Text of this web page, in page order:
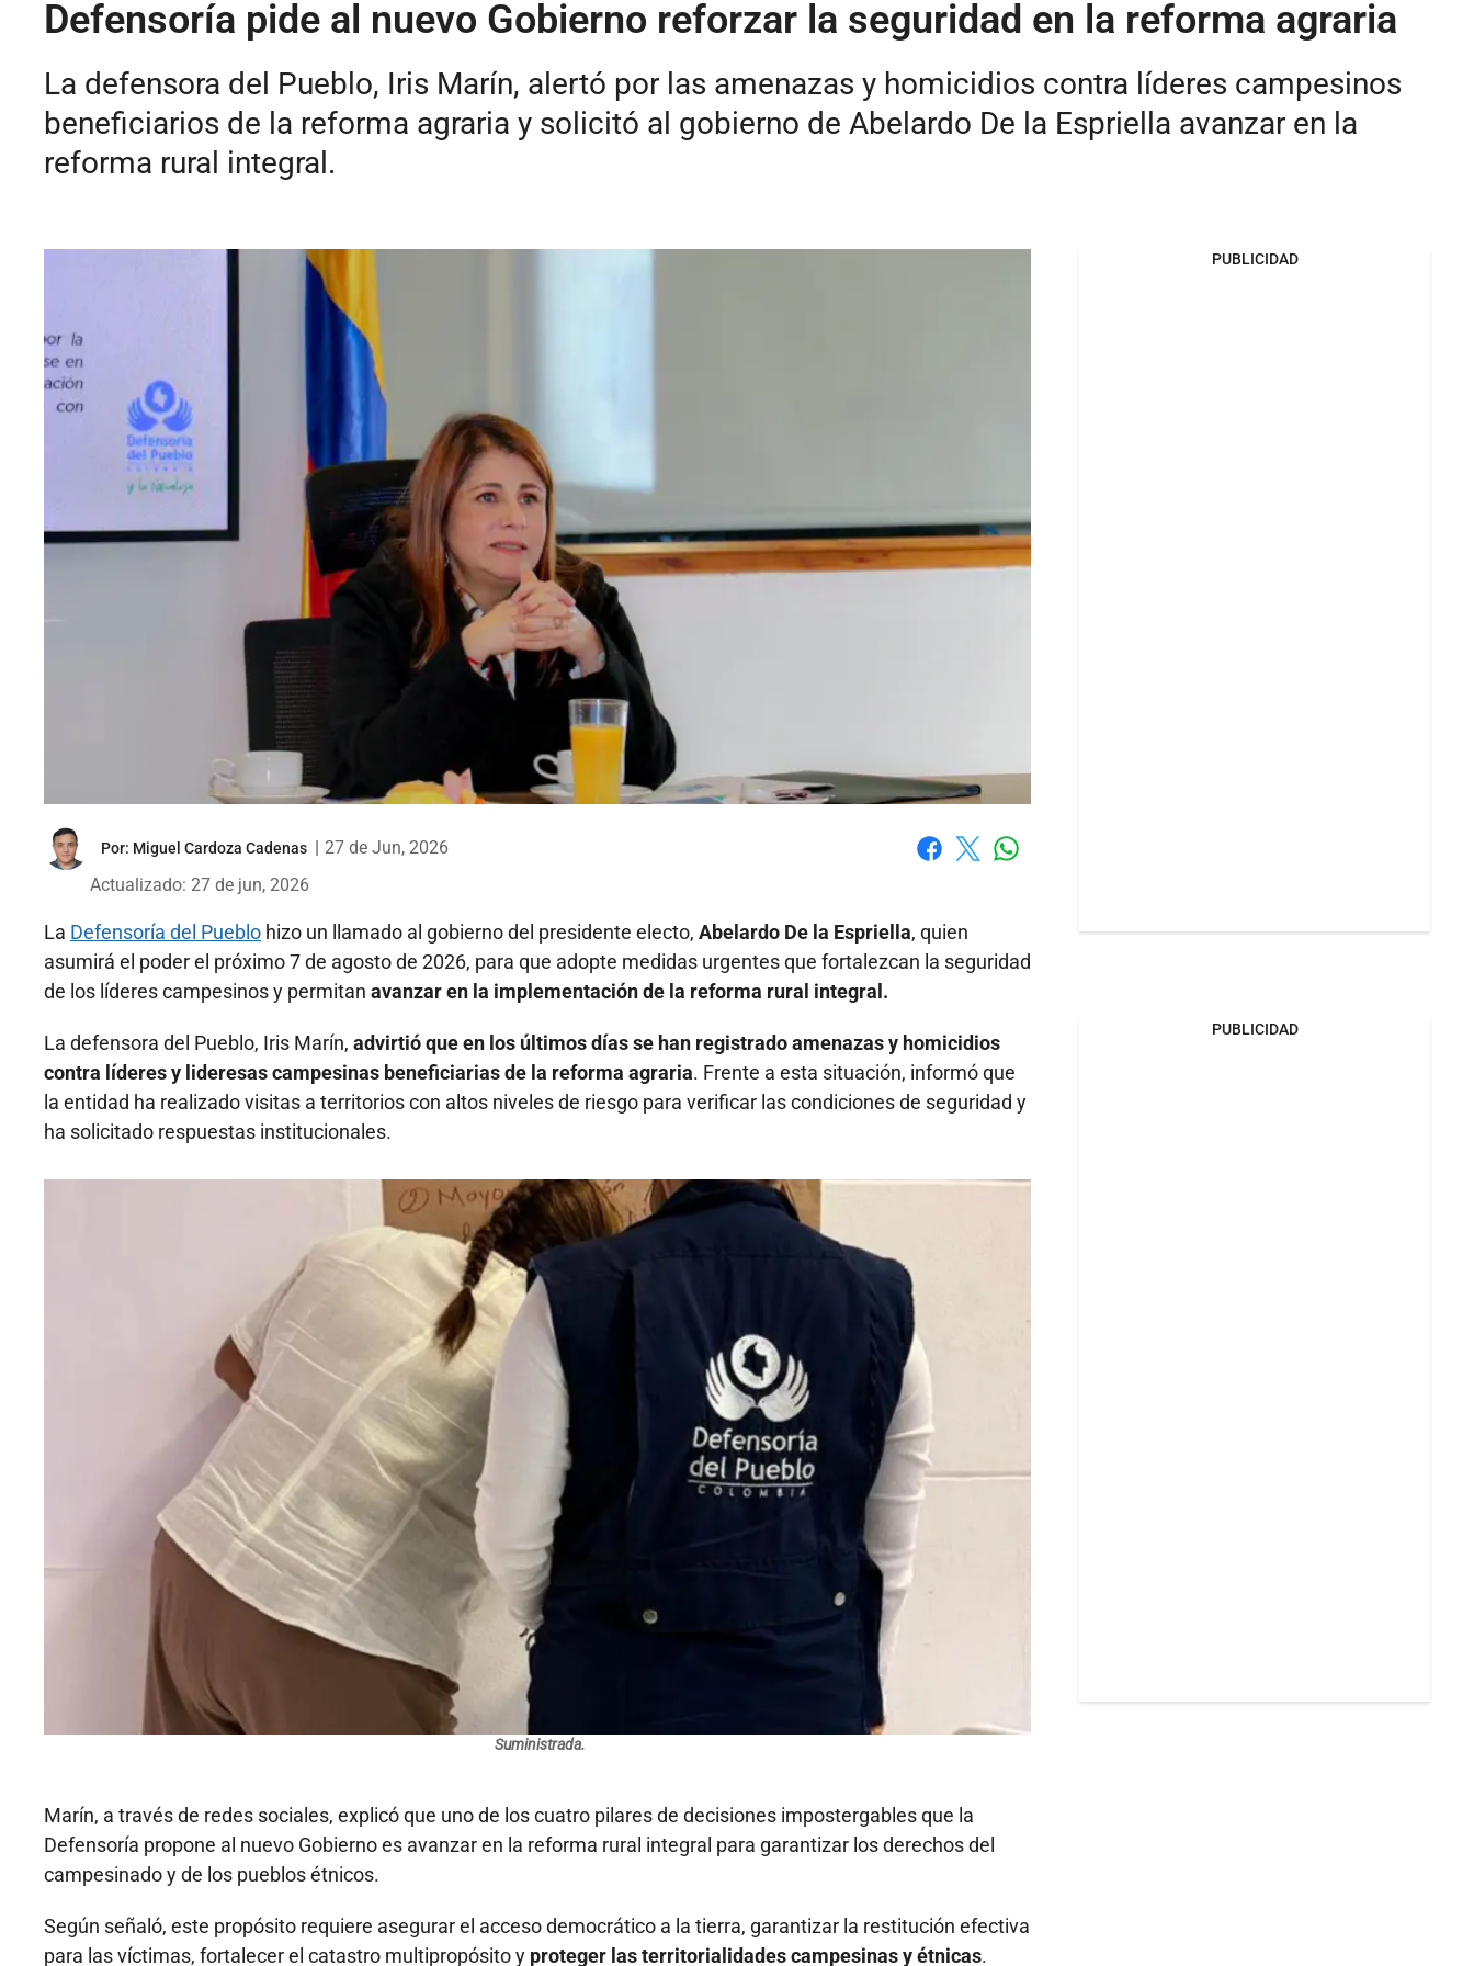
Defensoría pide al nuevo Gobierno reforzar la seguridad en la reforma agraria
La defensora del Pueblo, Iris Marín, alertó por las amenazas y homicidios contra líderes campesinos
beneficiarios de la reforma agraria y solicitó al gobierno de Abelardo De la Espriella avanzar en la
reforma rural integral.
Por: Miguel Cardoza Cadenas
27 de Jun, 2026
Actualizado: 27 de jun, 2026
La Defensoría del Pueblo hizo un llamado al gobierno del presidente electo, Abelardo De la Espriella, quien
asumirá el poder el próximo 7 de agosto de 2026, para que adopte medidas urgentes que fortalezcan la seguridad
de los líderes campesinos y permitan avanzar en la implementación de la reforma rural integral.
La defensora del Pueblo, Iris Marín, advirtió que en los últimos días se han registrado amenazas y homicidios
contra líderes y lideresas campesinas beneficiarias de la reforma agraria. Frente a esta situación, informó que
la entidad ha realizado visitas a territorios con altos niveles de riesgo para verificar las condiciones de seguridad y
ha solicitado respuestas institucionales.
Suministrada.
Marín, a través de redes sociales, explicó que uno de los cuatro pilares de decisiones impostergables que la
Defensoría propone al nuevo Gobierno es avanzar en la reforma rural integral para garantizar los derechos del
campesinado y de los pueblos étnicos.
Según señaló, este propósito requiere asegurar el acceso democrático a la tierra, garantizar la restitución efectiva
para las víctimas, fortalecer el catastro multipropósito y proteger las territorialidades campesinas y étnicas.
PUBLICIDAD
PUBLICIDAD